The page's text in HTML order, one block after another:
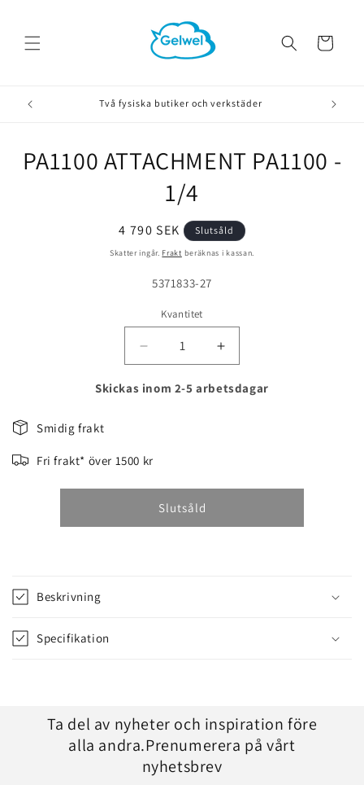
innehåll
Varukorg
Två fysiska butiker och verkstäder
vidare till
PA1100 ATTACHMENT PA1100 -
1/4
Ordinarie
pris
4 790 SEK Slutsåld
Skatter ingår. Frakt beräknas i kassan.
Lagerhållningsenhet:
5371833-27
Kvantitet
Minska
kvantitet
för
-
Öka
kvantitet
för
Skickas inom 2-5 arbetsdagar
Smidig frakt
Fri frakt* över 1500 kr
Slutsåld
Beskrivning
Specifikation
Ta del av nyheter och inspiration före
alla andra.Prenumerera på vårt
nyhetsbrev